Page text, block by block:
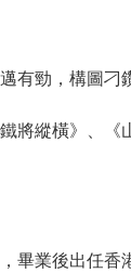
有勁，構圖刁
將縱橫》、《
畢業後出任香